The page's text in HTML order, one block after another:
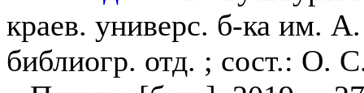
краев. универс. б-ка им.
библиогр. отд. ; сост.: О.